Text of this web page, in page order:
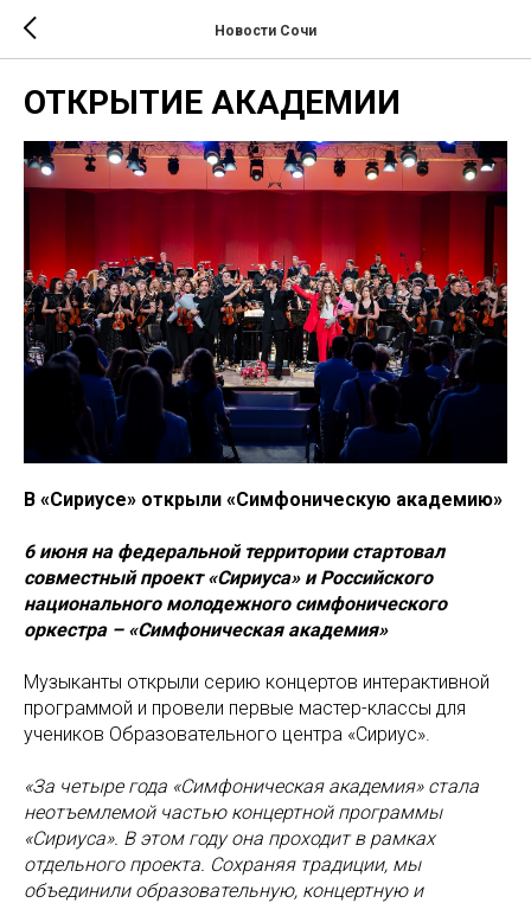
Новости Сочи
ОТКРЫТИЕ АКАДЕМИИ
В «Сириусе» открыли «Симфоническую академию»
6 июня на федеральной территории стартовал
совместный проект «Сириуса» и Российского
национального молодежного симфонического
оркестра – «Симфоническая академия»
Музыканты открыли серию концертов интерактивной
программой и провели первые мастер-классы для
учеников Образовательного центра «Сириус».
«За четыре года «Симфоническая академия» стала
неотъемлемой частью концертной программы
«Сириуса». В этом году она проходит в рамках
отдельного проекта. Сохраняя традиции, мы
объединили образовательную, концертную и